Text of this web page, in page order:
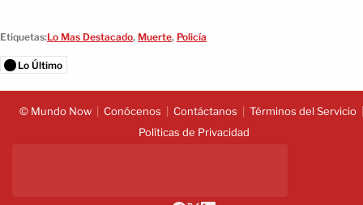
Etiquetas:Lo Mas Destacado, Muerte, Policía
Lo Último
© Mundo Now Conócenos Contáctanos
Términos del Servicio
Políticas de Privacidad